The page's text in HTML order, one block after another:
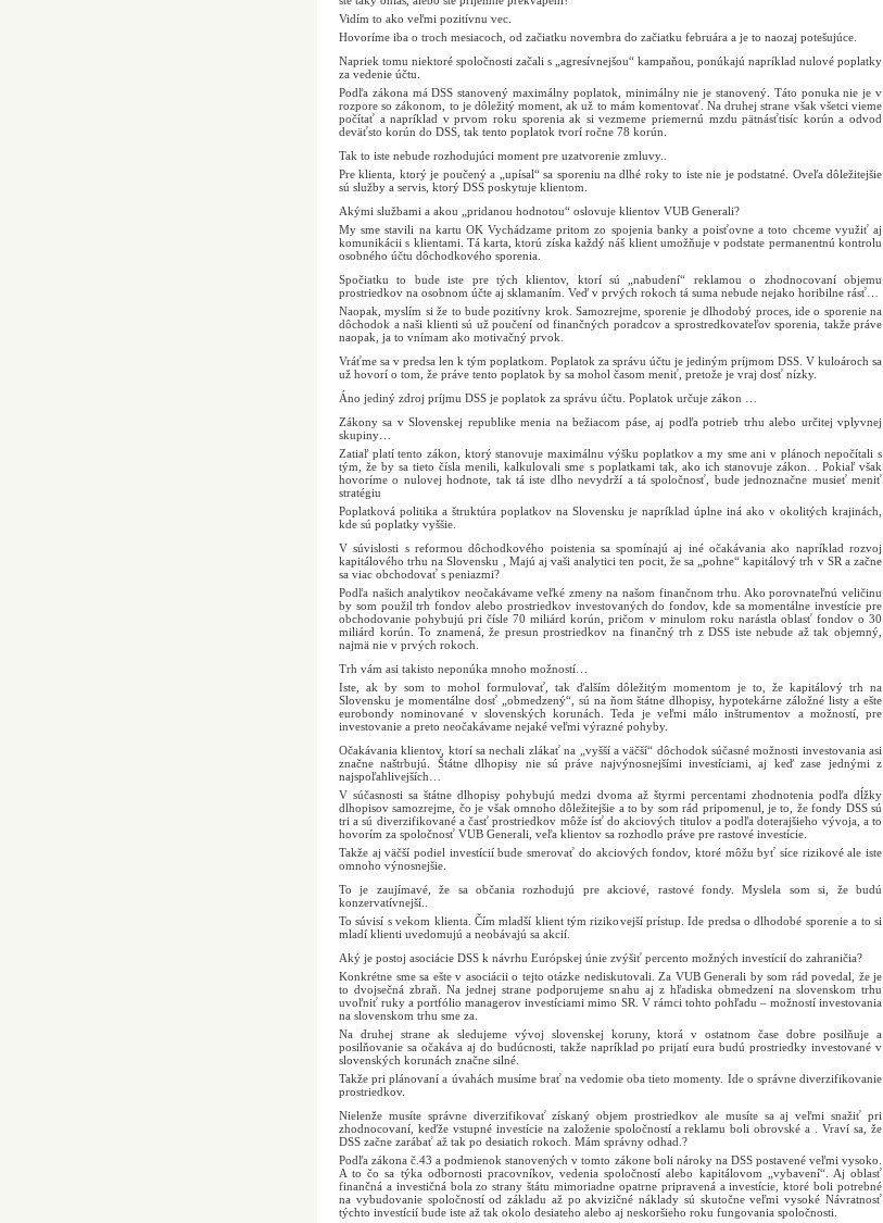
Vidím to ako veľmi pozitívnu vec.
Hovoríme iba o troch mesiacoch, od začiatku novembra do začiatku februára a je to naozaj potešujúce.
Napriek tomu niektoré spoločnosti začali s „agresívnejšou“ kampaňou, ponúkajú napríklad nulové poplatky
za vedenie účtu.
Podľa zákona má DSS stanovený maximálny poplatok, minimálny nie je stanovený. Táto ponuka nie je v
rozpore so zákonom, to je dôležitý moment, ak už to mám komentovať. Na druhej strane však všetci vieme
počítať a napríklad v prvom roku sporenia ak si vezmeme priemernú mzdu pätnásťtisíc korún a odvod
deväťsto korún do DSS, tak tento poplatok tvorí ročne 78 korún.
Tak to iste nebude rozhodujúci moment pre uzatvorenie zmluvy..
Pre klienta, ktorý je poučený a „upísal“ sa sporeniu na dlhé roky to iste nie je podstatné. Oveľa dôležitejšie
sú služby a servis, ktorý DSS poskytuje klientom.
Akými službami a akou „pridanou hodnotou“ oslovuje klientov VUB Generali?
My sme stavili na kartu OK Vychádzame pritom zo spojenia banky a poisťovne a toto chceme využiť aj
komunikácii s klientami. Tá karta, ktorú získa každý náš klient umožňuje v podstate permanentnú kontrolu
osobného účtu dôchodkového sporenia.
Spočiatku to bude iste pre tých klientov, ktorí sú „nabudení“ reklamou o zhodnocovaní objemu
prostriedkov na osobnom účte aj sklamaním. Veď v prvých rokoch tá suma nebude nejako horibilne rásť…
Naopak, myslím si že to bude pozitívny krok. Samozrejme, sporenie je dlhodobý proces, ide o sporenie na
dôchodok a naši klienti sú už poučení od finančných poradcov a sprostredkovateľov sporenia, takže práve
naopak, ja to vnímam ako motivačný prvok.
Vráťme sa v predsa len k tým poplatkom. Poplatok za správu účtu je jediným príjmom DSS. V kuloároch sa
už hovorí o tom, že práve tento poplatok by sa mohol časom meniť, pretože je vraj dosť nízky.
Áno jediný zdroj príjmu DSS je poplatok za správu účtu. Poplatok určuje zákon …
Zákony sa v Slovenskej republike menia na bežiacom páse, aj podľa potrieb trhu alebo určitej vplyvnej
skupiny…
Zatiaľ platí tento zákon, ktorý stanovuje maximálnu výšku poplatkov a my sme ani v plánoch nepočítali s
tým, že by sa tieto čísla menili, kalkulovali sme s poplatkami tak, ako ich stanovuje zákon. . Pokiaľ však
hovoríme o nulovej hodnote, tak tá iste dlho nevydrží a tá spoločnosť, bude jednoznačne musieť meniť
stratégiu
Poplatková politika a štruktúra poplatkov na Slovensku je napríklad úplne iná ako v okolitých krajinách,
kde sú poplatky vyššie.
V súvislosti s reformou dôchodkového poistenia sa spomínajú aj iné očakávania ako napríklad rozvoj
kapitálového trhu na Slovensku , Majú aj vaši analytici ten pocit, že sa „pohne“ kapitálový trh v SR a začne
sa viac obchodovať s peniazmi?
Podľa našich analytikov neočakávame veľké zmeny na našom finančnom trhu. Ako porovnateľnú veličinu
by som použil trh fondov alebo prostriedkov investovaných do fondov, kde sa momentálne investície pre
obchodovanie pohybujú pri čísle 70 miliárd korún, pričom v minulom roku narástla oblasť fondov o 30
miliárd korún. To znamená, že presun prostriedkov na finančný trh z DSS iste nebude až tak objemný,
najmä nie v prvých rokoch.
Trh vám asi takisto neponúka mnoho možností…
Iste, ak by som to mohol formulovať, tak ďalším dôležitým momentom je to, že kapitálový trh na
Slovensku je momentálne dosť „obmedzený“, sú na ňom štátne dlhopisy, hypotekárne záložné listy a ešte
eurobondy nominované v slovenských korunách. Teda je veľmi málo inštrumentov a možností, pre
investovanie a preto neočakávame nejaké veľmi výrazné pohyby.
Očakávania klientov, ktorí sa nechali zlákať na „vyšší a väčší“ dôchodok súčasné možnosti investovania asi
značne naštrbujú. Štátne dlhopisy nie sú práve najvýnosnejšími investíciami, aj keď zase jednými z
najspoľahlivejších…
V súčasnosti sa štátne dlhopisy pohybujú medzi dvoma až štyrmi percentami zhodnotenia podľa dĺžky
dlhopisov samozrejme, čo je však omnoho dôležitejšie a to by som rád pripomenul, je to, že fondy DSS sú
tri a sú diverzifikované a časť prostriedkov môže ísť do akciových titulov a podľa doterajšieho vývoja, a to
hovorím za spoločnosť VUB Generali, veľa klientov sa rozhodlo práve pre rastové investície.
Takže aj väčší podiel investícií bude smerovať do akciových fondov, ktoré môžu byť síce rizikové ale iste
omnoho výnosnejšie.
To je zaujímavé, že sa občania rozhodujú pre akciové, rastové fondy. Myslela som si, že budú
konzervatívnejší..
To súvisí s vekom klienta. Čím mladší klient tým rizikovejší prístup. Ide predsa o dlhodobé sporenie a to si
mladí klienti uvedomujú a neobávajú sa akcií.
Aký je postoj asociácie DSS k návrhu Európskej únie zvýšiť percento možných investícií do zahraničia?
Konkrétne sme sa ešte v asociácii o tejto otázke nediskutovali. Za VUB Generali by som rád povedal, že je
to dvojsečná zbraň. Na jednej strane podporujeme snahu aj z hľadiska obmedzení na slovenskom trhu
uvoľniť ruky a portfólio managerov investíciami mimo SR. V rámci tohto pohľadu – možností investovania
na slovenskom trhu sme za.
Na druhej strane ak sledujeme vývoj slovenskej koruny, ktorá v ostatnom čase dobre posilňuje a
posilňovanie sa očakáva aj do budúcnosti, takže napríklad po prijatí eura budú prostriedky investované v
slovenských korunách značne silné.
Takže pri plánovaní a úvahách musíme brať na vedomie oba tieto momenty. Ide o správne diverzifikovanie
prostriedkov.
Nielenže musíte správne diverzifikovať získaný objem prostriedkov ale musíte sa aj veľmi snažiť pri
zhodnocovaní, keďže vstupné investície na založenie spoločností a reklamu boli obrovské a . Vraví sa, že
DSS začne zarábať až tak po desiatich rokoch. Mám správny odhad.?
Podľa zákona č.43 a podmienok stanovených v tomto zákone boli nároky na DSS postavené veľmi vysoko.
A to čo sa týka odbornosti pracovníkov, vedenia spoločností alebo kapitálovom „vybavení“. Aj oblasť
finančná a investičná bola zo strany štátu mimoriadne opatrne pripravená a investície, ktoré boli potrebné
na vybudovanie spoločností od základu až po akvizičné náklady sú skutočne veľmi vysoké Návratnosť
týchto investícií bude iste až tak okolo desiateho alebo aj neskoršieho roku fungovania spoločnosti.